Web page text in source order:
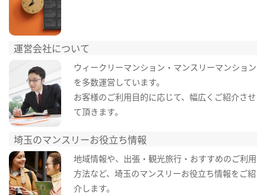
運営会社について
ウィークリーマンション・マンスリーマンション
を多数運営しています。
お客様のご利用目的に応じて、幅広くご紹介させ
て頂きます。
埼玉のマンスリーお役立ち情報
地域情報や、出張・観光旅行・おすすめのご利用
方法など、埼玉のマンスリーお役立ち情報をご紹
介します。